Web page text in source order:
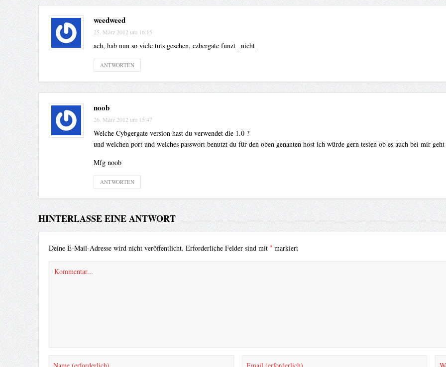
weedweed
25. März 2012 um 16:15
ach, hab nun so viele tuts gesehen, czbergate funzt _nicht_
ANTWORTEN
noob
26. März 2012 um 15:47
Welche Cybgergate version hast du verwendet die 1.0 ?
und welchen port und welches passwort benutzt du für den oben genanten host ich würde gern testen ob es auch bei mir geht
Mfg noob
ANTWORTEN
HINTERLASSE EINE ANTWORT
Deine E-Mail-Adresse wird nicht veröffentlicht. Erforderliche Felder sind mit *markiert